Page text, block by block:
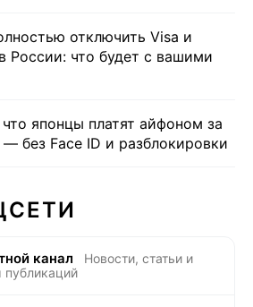
отключить Visa и
России: что будет с вашими
японцы платят айфоном за
— без Face ID и разблокировки
канал
Новости, статьи и
публикаций